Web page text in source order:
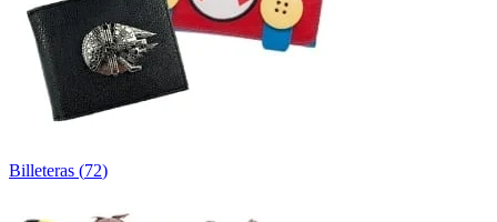
Billeteras (72)